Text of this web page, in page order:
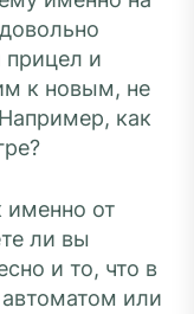
прицел и
к новым, не
как
именно от
ли вы
и то, что в
автоматом или